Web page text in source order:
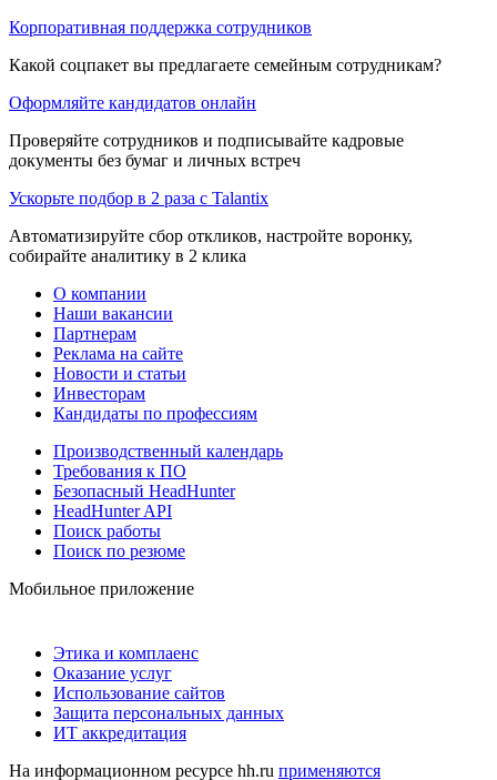
Корпоративная поддержка сотрудников
Какой соцпакет вы предлагаете семейным сотрудникам?
Оформляйте кандидатов онлайн
Проверяйте сотрудников и подписывайте кадровые
документы без бумаг и личных встреч
Ускорьте подбор в 2 раза с Talantix
Автоматизируйте сбор откликов, настройте воронку,
собирайте аналитику в 2 клика
О компании
Наши вакансии
Партнерам
Реклама на сайте
Новости и статьи
Инвесторам
Кандидаты по профессиям
Производственный календарь
Требования к ПО
Безопасный HeadHunter
HeadHunter API
Поиск работы
Поиск по резюме
Мобильное приложение
Этика и комплаенс
Оказание услуг
Использование сайтов
Защита персональных данных
ИТ аккредитация
На информационном ресурсе hh.ru применяются